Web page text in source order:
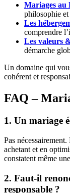
Mariages au
philosophie et
Les
comprendre
Les valeurs
démarche
Un domaine qui
cohérent et
FAQ –
1. Un mariage
Pas
achetant et en
constatent même
2. Faut-il
responsable ?